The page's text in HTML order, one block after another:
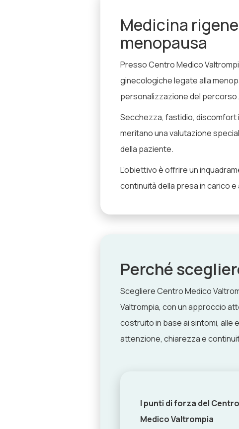
Medicina
menopausa
Presso Centro Medico
ginecologiche legate alla
personalizzazione del percorso.
Secchezza, fastidio, discomfort
meritano una valutazione
della paziente.
L’obiettivo è offrire un
continuità della presa in carico
Perché
Scegliere Centro Medico
Valtrompia, con un approccio
costruito in base ai sintomi, alle
attenzione, chiarezza e
I punti di forza del Centro
Medico Valtrompia